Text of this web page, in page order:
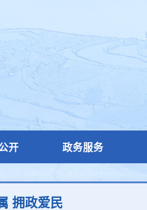
开 政务服务
拥政爱民